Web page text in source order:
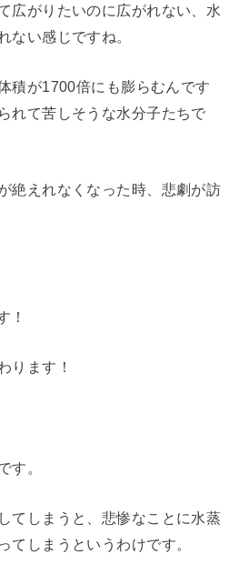
広がりたいのに広がれない、水
ない感じですね。
積が1700倍にも膨らむんです
れて苦しそうな水分子たちで
絶えれなくなった時、悲劇が訪
！
ります！
す。
てしまうと、悲惨なことに水蒸
てしまうというわけです。